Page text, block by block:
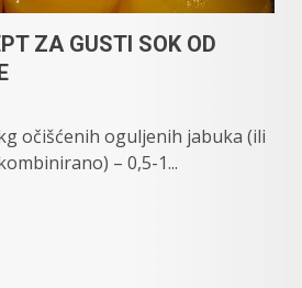
ZA GUSTI SOK OD
kg očišćenih oguljenih jabuka (ili
– 0,5-1...